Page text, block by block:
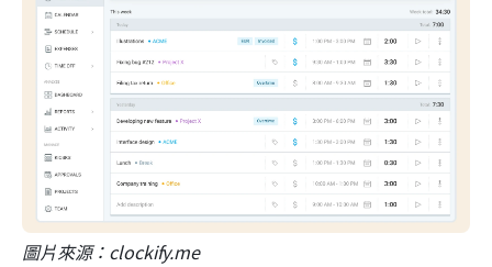
圖片來源：clockify.me